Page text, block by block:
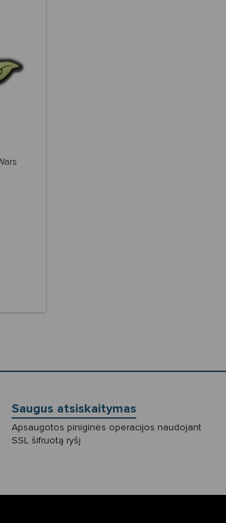
Saugus atsiskaitymas
Apsaugotos piniginės operacijos naudojant
SSL šifruotą ryšį